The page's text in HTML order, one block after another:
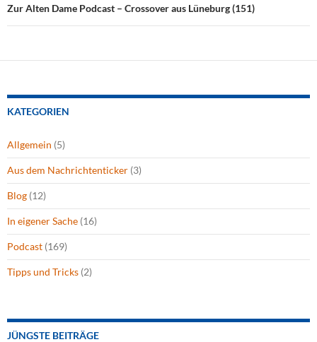
Zur Alten Dame Podcast – Crossover aus Lüneburg (151)
KATEGORIEN
Allgemein (5)
Aus dem Nachrichtenticker (3)
Blog (12)
In eigener Sache (16)
Podcast (169)
Tipps und Tricks (2)
JÜNGSTE BEITRÄGE